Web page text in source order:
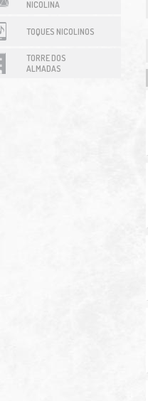
NICOLINA
TOQUES NICOLINOS
TORRE DOS
ALMADAS